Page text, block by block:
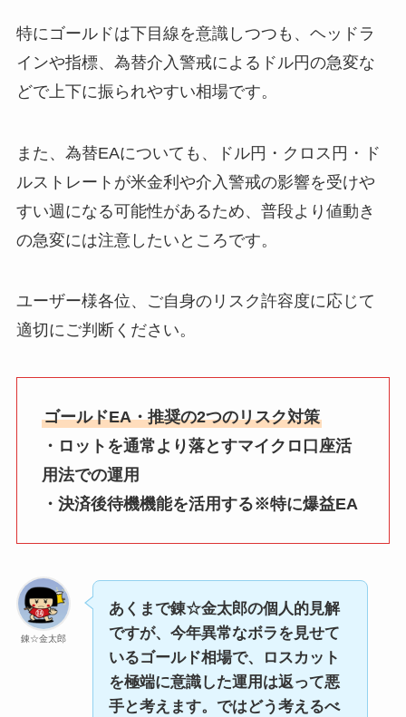
特にゴールドは下目線を意識しつつも、ヘッドラ
インや指標、為替介入警戒によるドル円の急変な
どで上下に振られやすい相場です。
また、為替EAについても、ドル円・クロス円・ド
ルストレートが米金利や介入警戒の影響を受けや
すい週になる可能性があるため、普段より値動き
の急変には注意したいところです。
ユーザー様各位、ご自身のリスク許容度に応じて
適切にご判断ください。
ゴールドEA・推奨の2つのリスク対策
・ロットを通常より落とすマイクロ口座活
用法での運用
・決済後待機機能を活用する※特に爆益EA
錬☆金太郎
あくまで錬☆金太郎の個人的見解
ですが、今年異常なボラを見せて
いるゴールド相場で、ロスカット
を極端に意識した運用は返って悪
手と考えます。ではどう考えるべ